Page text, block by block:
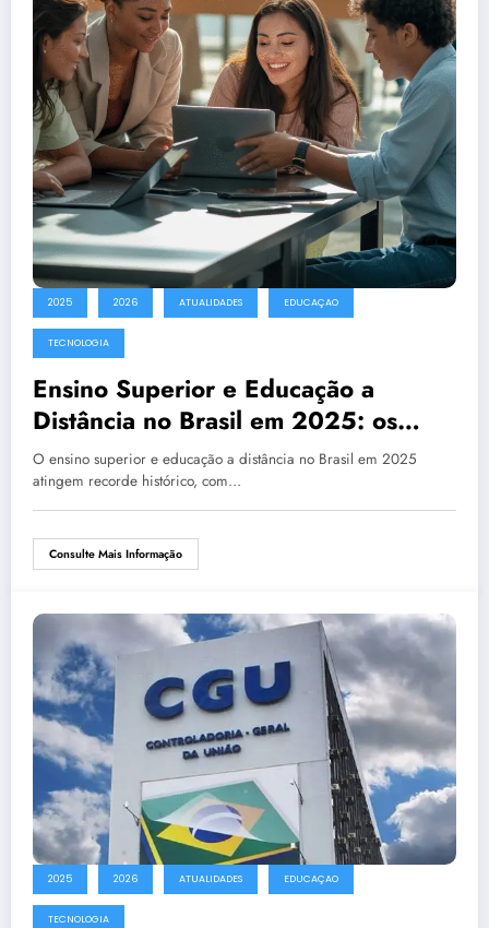
2025 2026 ATUALIDADES EDUCAÇAO
TECNOLOGIA
Ensino Superior e Educação a
Distância no Brasil em 2025: os
novos caminhos do aprendizado
universitário
O ensino superior e educação a distância no Brasil em 2025
atingem recorde histórico, com…
Consulte Mais Informação
2025 2026 ATUALIDADES EDUCAÇAO
TECNOLOGIA